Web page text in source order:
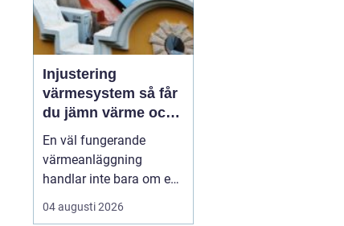
Injustering
värmesystem så får
du jämn värme och
lägre energikostnad
En väl fungerande
värmeanläggning
handlar inte bara om en
modern panna eller
värmepump. Utan rätt
04 augusti 2026